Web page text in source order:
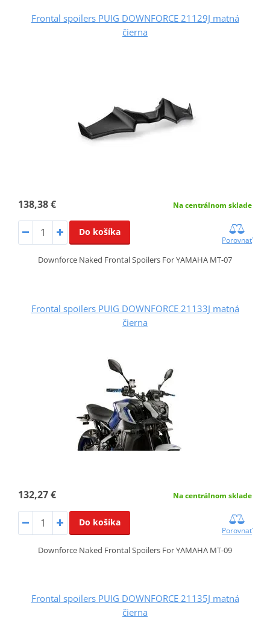
Frontal spoilers PUIG DOWNFORCE 21129J matná
čierna
138,38 € Na centrálnom sklade
Do košíka
Porovnať
Downforce Naked Frontal Spoilers For YAMAHA MT-07
Frontal spoilers PUIG DOWNFORCE 21133J matná
čierna
132,27 € Na centrálnom sklade
Do košíka
Porovnať
Downforce Naked Frontal Spoilers For YAMAHA MT-09
Frontal spoilers PUIG DOWNFORCE 21135J matná
čierna